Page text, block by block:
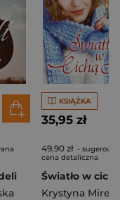
KSIĄŻKA
35,95 zł
49,90 zł -
cena detaliczna
Krystyna Mirek